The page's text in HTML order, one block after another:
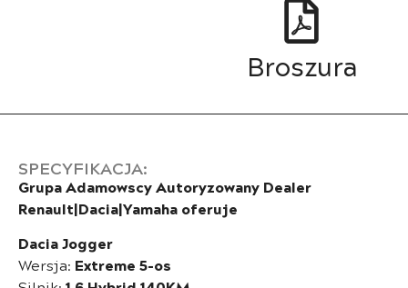
Broszura
SPECYFIKACJA:
Grupa Adamowscy Autoryzowany Dealer
Renault|Dacia|Yamaha oferuje
Dacia Jogger
Wersja: Extreme 5-os